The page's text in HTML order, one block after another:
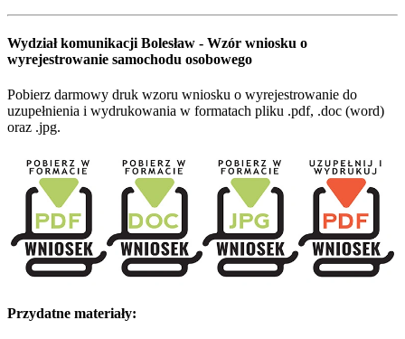
Wydział komunikacji Bolesław - Wzór wniosku o
wyrejestrowanie samochodu osobowego
Pobierz darmowy druk wzoru wniosku o wyrejestrowanie do
uzupełnienia i wydrukowania w formatach pliku .pdf, .doc (word)
oraz .jpg.
Przydatne materiały: